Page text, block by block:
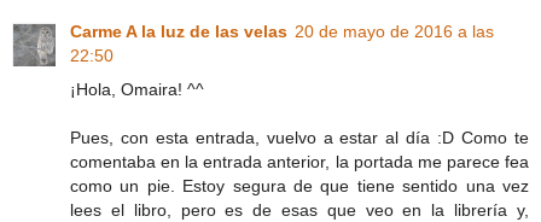
Carme A la luz de las velas 20 de mayo de 2016 a las
22:50
¡Hola, Omaira! ^^
Pues, con esta entrada, vuelvo a estar al día :D Como te
comentaba en la entrada anterior, la portada me parece fea
como un pie. Estoy segura de que tiene sentido una vez
lees el libro, pero es de esas que veo en la librería y,